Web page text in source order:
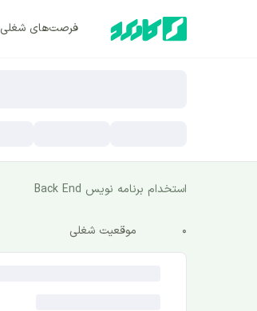
فرصت‌های شغلی
استخدام برنامه نویس Back End
0 موقعیت شغلی